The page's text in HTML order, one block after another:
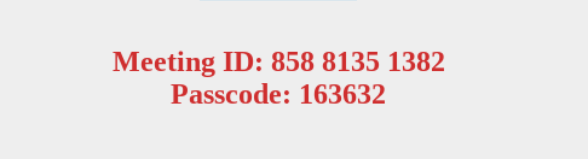
Meeting ID: 858 8135 1382
Passcode: 163632